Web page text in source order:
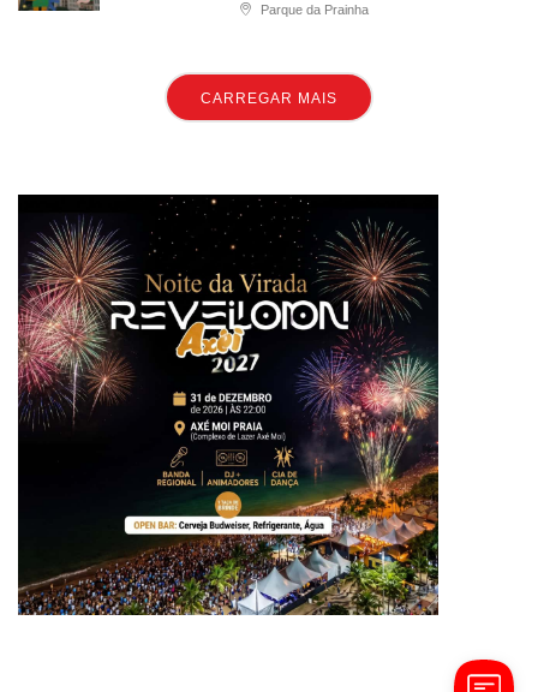
Parque da Prainha
CARREGAR MAIS